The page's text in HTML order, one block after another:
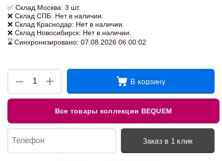
✅ Склад Москва: 3 шт.
❌ Склад СПБ: Нет в наличии.
❌ Склад Краснодар: Нет в наличии.
❌ Склад Новосибирск: Нет в наличии.
⌛ Синхронизировано: 07.08.2026 06:00:02
+
− В корзину
Все товары коллекции BEQUEM
Заказ в 1 клик